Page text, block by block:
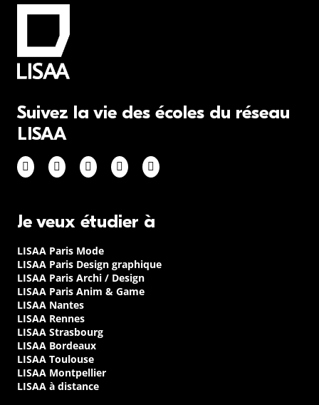
Suivez la vie des écoles du réseau
LISAA
Je veux étudier à
LISAA Paris Mode
LISAA Paris Design graphique
LISAA Paris Archi / Design
LISAA Paris Anim & Game
LISAA Nantes
LISAA Rennes
LISAA Strasbourg
LISAA Bordeaux
LISAA Toulouse
LISAA Montpellier
LISAA à distance